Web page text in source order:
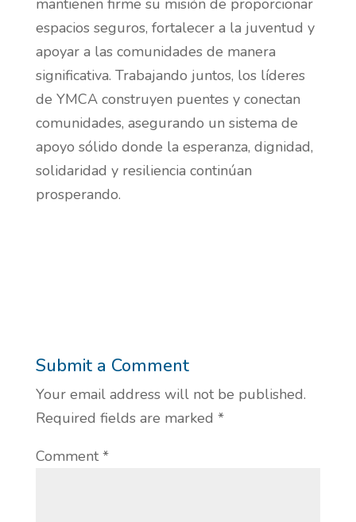
espacios seguros, fortalecer a la juventud y
apoyar a las comunidades de manera
significativa. Trabajando juntos, los líderes
de YMCA construyen puentes y conectan
comunidades, asegurando un sistema de
apoyo sólido donde la esperanza, dignidad,
solidaridad y resiliencia continúan
prosperando.
Submit a Comment
Your email address will not be published.
Required fields are marked *
Comment*